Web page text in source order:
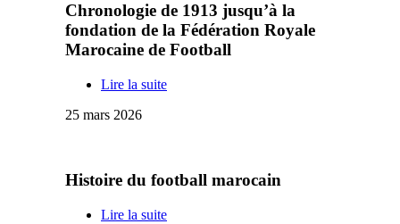
Chronologie de 1913 jusqu’à la
fondation de la Fédération Royale
Marocaine de Football
Lire la suite
25 mars 2026
Histoire du football marocain
Lire la suite